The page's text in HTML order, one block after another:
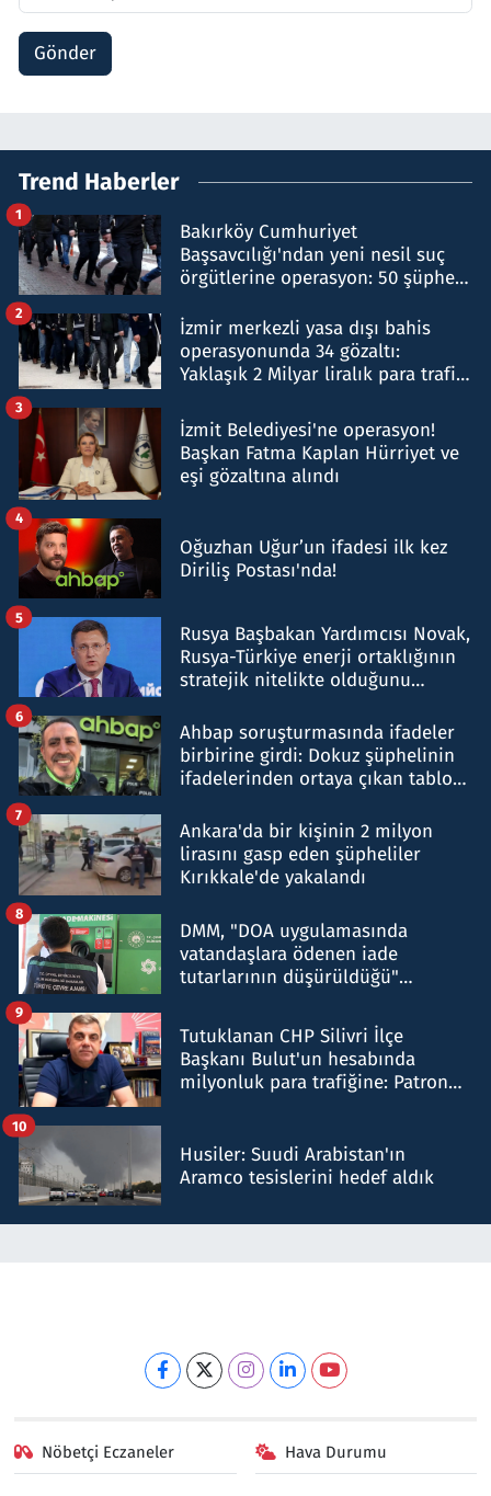
Gönder
Trend Haberler
Bakırköy Cumhuriyet
Başsavcılığı'ndan yeni nesil suç
örgütlerine operasyon: 50 şüpheli
1
İzmir merkezli yasa dışı bahis
operasyonunda 34 gözaltı:
Yaklaşık 2 Milyar liralık para trafiği
2
İzmit Belediyesi'ne operasyon!
Başkan Fatma Kaplan Hürriyet ve
eşi gözaltına alındı
3
Oğuzhan Uğur’un ifadesi ilk kez
Diriliş Postası'nda!
4
Rusya Başbakan Yardımcısı Novak,
Rusya-Türkiye enerji ortaklığının
stratejik nitelikte olduğunu
5
Ahbap soruşturmasında ifadeler
birbirine girdi: Dokuz şüphelinin
ifadelerinden ortaya çıkan tablo
6
Ankara'da bir kişinin 2 milyon
lirasını gasp eden şüpheliler
Kırıkkale'de yakalandı
7
DMM, "DOA uygulamasında
vatandaşlara ödenen iade
tutarlarının düşürüldüğü"
8
Tutuklanan CHP Silivri İlçe
Başkanı Bulut'un hesabında
milyonluk para trafiğine: Patron
9
Husiler: Suudi Arabistan'ın
Aramco tesislerini hedef aldık
10
Nöbetçi Eczaneler Hava Durumu